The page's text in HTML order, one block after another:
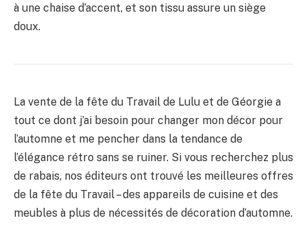
à une chaise d’accent, et son tissu assure un siège
doux.
La vente de la fête du Travail de Lulu et de Géorgie a
tout ce dont j’ai besoin pour changer mon décor pour
l’automne et me pencher dans la tendance de
l’élégance rétro sans se ruiner. Si vous recherchez plus
de rabais, nos éditeurs ont trouvé les meilleures offres
de la fête du Travail – des appareils de cuisine et des
meubles à plus de nécessités de décoration d’automne.